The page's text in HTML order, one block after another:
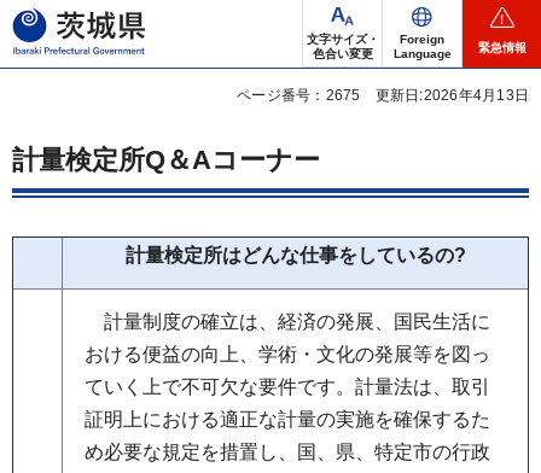
茨城県
文字サイズ・
色合い変更
Foreign
Language
緊急情報
ページ番号：2675 更新日:2026年4月13日
計量検定所Q＆Aコーナー
計量検定所はどんな仕事をしているの?
計量制度の確立は、経済の発展、国民生活に
おける便益の向上、学術・文化の発展等を図っ
ていく上で不可欠な要件です。計量法は、取引
証明上における適正な計量の実施を確保するた
め必要な規定を措置し、国、県、特定市の行政